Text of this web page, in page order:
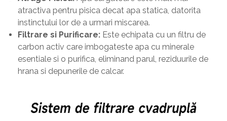
atractiva pentru pisica decat apa statica, datorita
instinctului lor de a urmari miscarea.
Filtrare si Purificare: Este echipata cu un filtru de
carbon activ care imbogateste apa cu minerale
esentiale si o purifica, eliminand parul, reziduurile de
hrana si depunerile de calcar.